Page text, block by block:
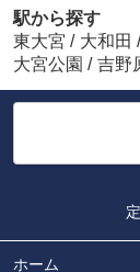
駅から探す
東大宮 / 大和田 /
大宮公園 / 吉野
ホーム